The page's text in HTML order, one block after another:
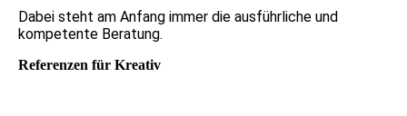
Dabei steht am Anfang immer die ausführliche und
kompetente Beratung.
Referenzen für Kreativ